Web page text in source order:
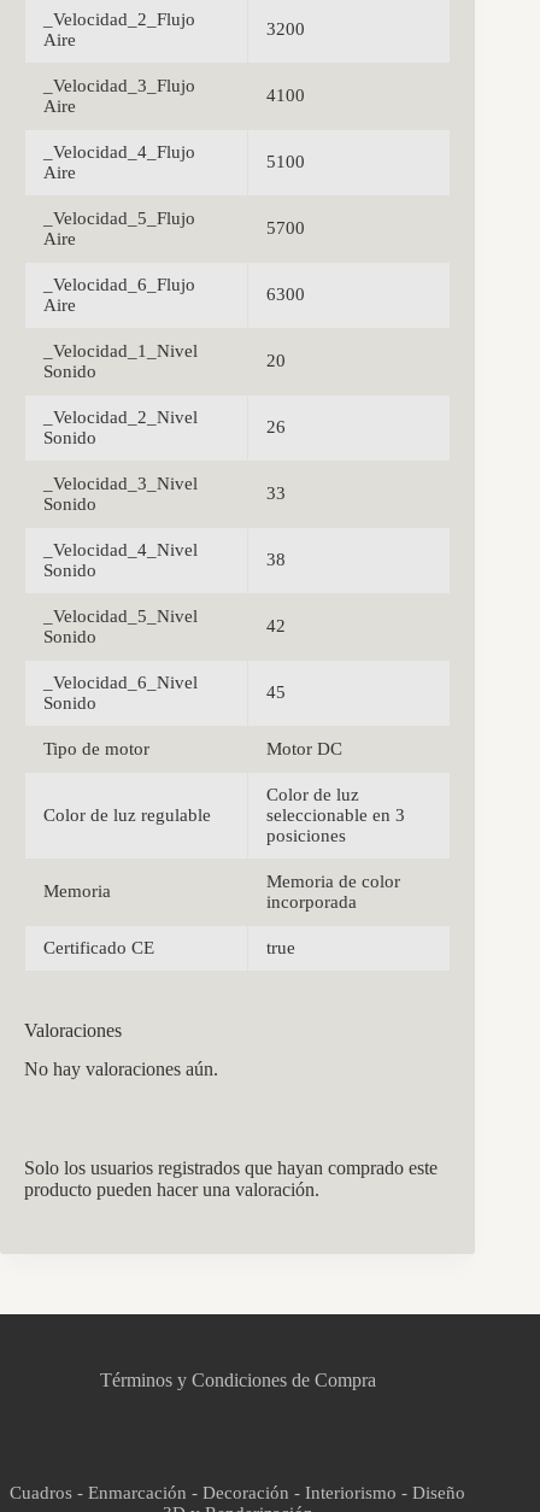
_Velocidad_2_Flujo
Aire
3200
_Velocidad_3_Flujo
Aire
4100
_Velocidad_4_Flujo
Aire
5100
_Velocidad_5_Flujo
Aire
5700
_Velocidad_6_Flujo
Aire
6300
_Velocidad_1_Nivel
Sonido
20
_Velocidad_2_Nivel
Sonido
26
_Velocidad_3_Nivel
Sonido
33
_Velocidad_4_Nivel
Sonido
38
_Velocidad_5_Nivel
Sonido
42
_Velocidad_6_Nivel
Sonido
45
Tipo de motor Motor DC
Color de luz regulable
Color de luz
seleccionable en 3
posiciones
Memoria
Memoria de color
incorporada
Certificado CE true
Valoraciones
No hay valoraciones aún.
Solo los usuarios registrados que hayan comprado este
producto pueden hacer una valoración.
Términos y Condiciones de Compra
Cuadros - Enmarcación - Decoración - Interiorismo - Diseño
Asistente virtual · En línea